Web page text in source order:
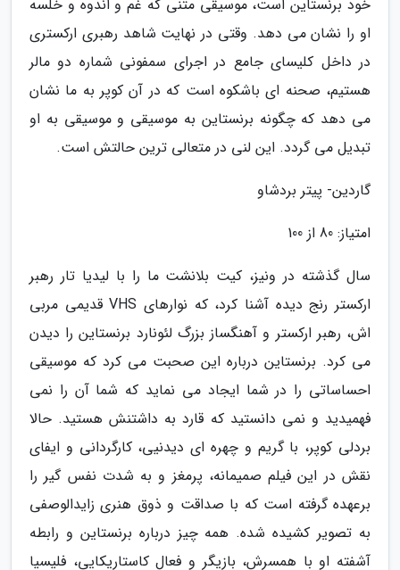
خود برنستاین است، موسیقی متنی که غم و اندوه و خلسه
او را نشان می دهد. وقتی در نهایت شاهد رهبری ارکستری
در داخل کلیسای جامع در اجرای سمفونی شماره دو مالر
هستیم، صحنه ای باشکوه است که در آن کوپر به ما نشان
می دهد که چگونه برنستاین به موسیقی و موسیقی به او
تبدیل می گردد. این لنی در متعالی ترین حالتش است.
گاردین- پیتر بردشاو
امتیاز: 80 از 100
سال گذشته در ونیز، کیت بلانشت ما را با لیدیا تار رهبر
ارکستر رنج دیده آشنا کرد، که نوارهای VHS قدیمی مربی
اش، رهبر ارکستر و آهنگساز بزرگ لئونارد برنستاین را دیدن
می کرد. برنستاین درباره این صحبت می کرد که موسیقی
احساساتی را در شما ایجاد می نماید که شما آن را نمی
فهمیدید و نمی دانستید که قارد به داشتنش هستید. حالا
بردلی کوپر، با گریم و چهره ای دیدنیی، کارگردانی و ایفای
نقش در این فیلم صمیمانه، پرمغز و به شدت نفس گیر را
برعهده گرفته است که با صداقت و ذوق هنری زایدالوصفی
به تصویر کشیده شده. همه چیز درباره برنستاین و رابطه
آشفته او با همسرش، بازیگر و فعال کاستاریکایی، فلیسیا